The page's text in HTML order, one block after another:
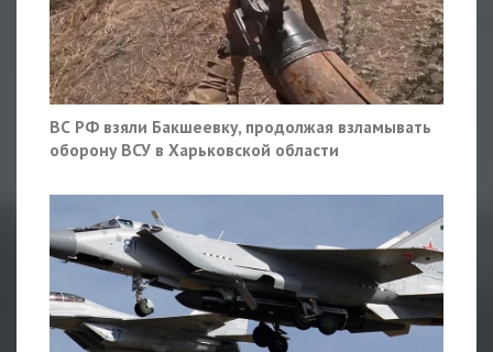
ВС РФ взяли Бакшеевку, продолжая взламывать
оборону ВСУ в Харьковской области